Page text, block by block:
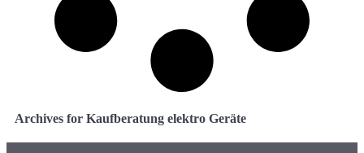
Archives for Kaufberatung elektro Geräte